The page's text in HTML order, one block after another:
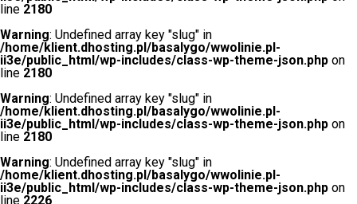
line 2180
Warning: Undefined array key "slug" in
/home/klient.dhosting.pl/basalygo/wwolinie.pl-
ii3e/public_html/wp-includes/class-wp-theme-json.php on
line 2180
Warning: Undefined array key "slug" in
/home/klient.dhosting.pl/basalygo/wwolinie.pl-
ii3e/public_html/wp-includes/class-wp-theme-json.php on
line 2180
Warning: Undefined array key "slug" in
/home/klient.dhosting.pl/basalygo/wwolinie.pl-
ii3e/public_html/wp-includes/class-wp-theme-json.php on
line 2226